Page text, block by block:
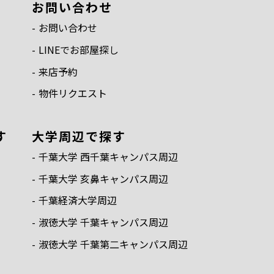
お問い合わせ
お問い合わせ
LINEでお部屋探し
来店予約
物件リクエスト
⼤学周辺で探す
千葉⼤学 ⻄千葉キャンパス周辺
千葉⼤学 亥⿐キャンパス周辺
千葉経済⼤学周辺
淑徳⼤学 千葉キャンパス周辺
淑徳⼤学 千葉第⼆キャンパス周辺